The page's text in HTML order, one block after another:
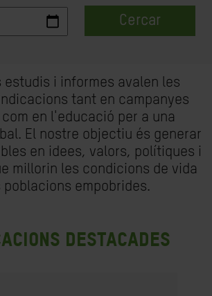
Cercar
estudis i informes avalen les
tant en campanyes
en l'educació per a una
El nostre objectiu és generar
en idees, valors, polítiques i
millorin les condicions de vida
poblacions empobrides.
destacades